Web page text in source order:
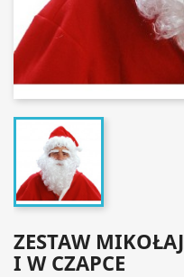
ZESTAW
I W CZAPCE